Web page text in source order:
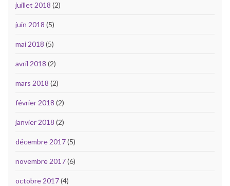
juillet 2018 (2)
juin 2018 (5)
mai 2018 (5)
avril 2018 (2)
mars 2018 (2)
février 2018 (2)
janvier 2018 (2)
décembre 2017(5)
novembre 2017(6)
octobre 2017(4)